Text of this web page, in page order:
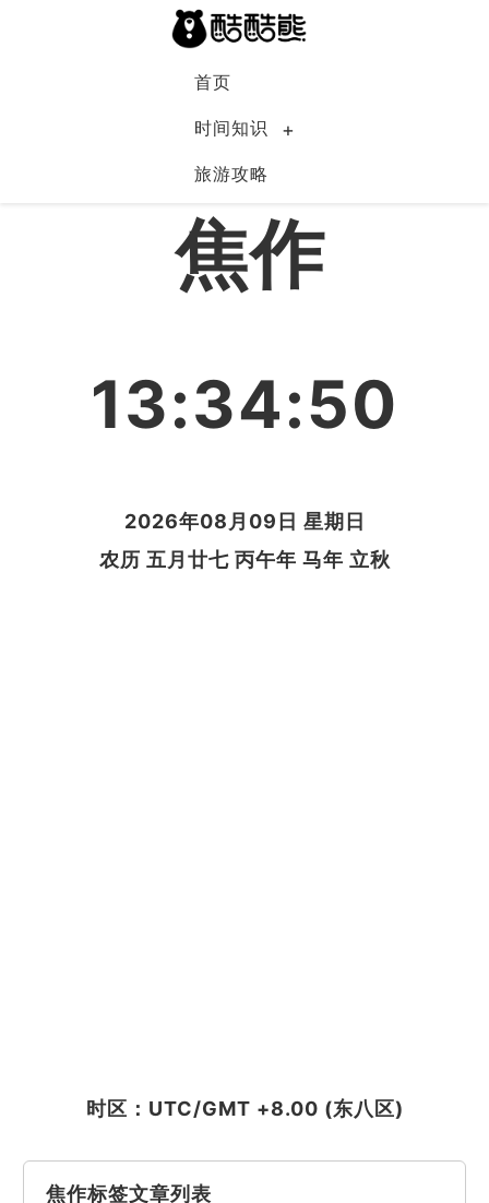
首页
时间知识
旅游攻略
中国
焦作
13:34:51
2026年08月09日 星期日
农历 五月廿七 丙午年 马年 立秋
时区：UTC/GMT +8.00 (东八区)
焦作标签文章列表